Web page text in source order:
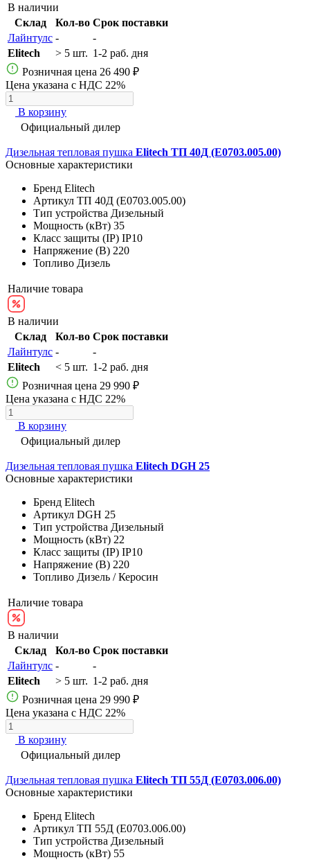
В наличии
Склад
Кол-во Срок поставки
Лайнтулс -
-
Elitech
> 5 шт. 1-2 раб. дня
Розничная цена 26 490 ₽
Цена указана с НДС 22%
В корзину
Официальный дилер
Дизельная тепловая пушка Elitech ТП 40Д (E0703.005.00)
Основные характеристики
Бренд Elitech
Артикул ТП 40Д (E0703.005.00)
Тип устройства Дизельный
Мощность (кВт) 35
Класс защиты (IP) IP10
Напряжение (В) 220
Топливо Дизель
Наличие товара
В наличии
Склад
Кол-во Срок поставки
Лайнтулс -
-
Elitech
< 5 шт. 1-2 раб. дня
Розничная цена 29 990 ₽
Цена указана с НДС 22%
В корзину
Официальный дилер
Дизельная тепловая пушка Elitech DGH 25
Основные характеристики
Бренд Elitech
Артикул DGH 25
Тип устройства Дизельный
Мощность (кВт) 22
Класс защиты (IP) IP10
Напряжение (В) 220
Топливо Дизель / Керосин
Наличие товара
В наличии
Склад
Кол-во Срок поставки
Лайнтулс -
-
Elitech
> 5 шт. 1-2 раб. дня
Розничная цена 29 990 ₽
Цена указана с НДС 22%
В корзину
Официальный дилер
Дизельная тепловая пушка Elitech ТП 55Д (E0703.006.00)
Основные характеристики
Бренд Elitech
Артикул ТП 55Д (E0703.006.00)
Тип устройства Дизельный
Мощность (кВт) 55